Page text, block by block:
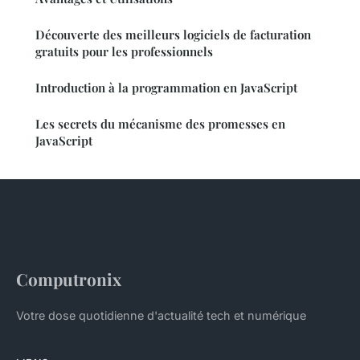
Découverte des meilleurs logiciels de facturation
gratuits pour les professionnels
Introduction à la programmation en JavaScript
Les secrets du mécanisme des promesses en
JavaScript
Computronix
Votre dose quotidienne d'actualité tech et numérique